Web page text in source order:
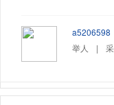
a5206598
举人
|